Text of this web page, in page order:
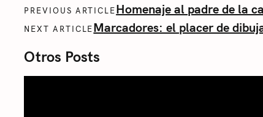
PREVIOUS ARTICLEHomenaje al padre de la
NEXT ARTICLEMarcadores: el placer de
Otros Posts